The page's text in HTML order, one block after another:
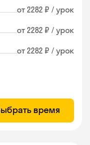
от 2282 ₽ / урок
от 2282 ₽ / урок
от 2282 ₽ / урок
время